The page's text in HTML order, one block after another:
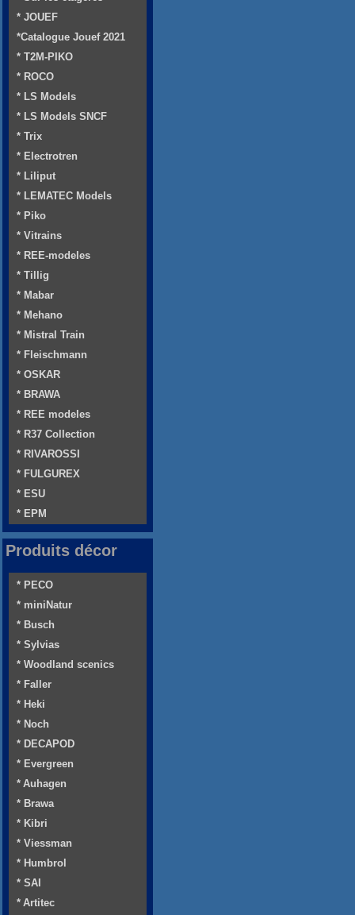
* JOUEF
*Catalogue Jouef 2021
* T2M-PIKO
* ROCO
* LS Models
* LS Models SNCF
* Trix
* Electrotren
* Liliput
* LEMATEC Models
* Piko
* Vitrains
* REE-modeles
* Tillig
* Mabar
* Mehano
* Mistral Train
* Fleischmann
* OSKAR
* BRAWA
* REE modeles
* R37 Collection
* RIVAROSSI
* FULGUREX
* ESU
* EPM
Produits décor
* PECO
* miniNatur
* Busch
* Sylvias
* Woodland scenics
* Faller
* Heki
* Noch
* DECAPOD
* Evergreen
* Auhagen
* Brawa
* Kibri
* Viessman
* Humbrol
* SAI
* Artitec